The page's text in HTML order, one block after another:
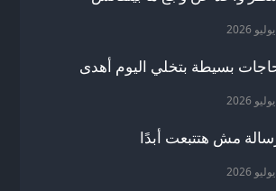
بسيطة بتخلي اليوم أهدى
مش هتتبعت أبدًا